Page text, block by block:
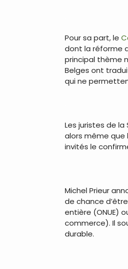
Pour sa part, le
dont la réforme
principal thème
Belges ont
qui ne
Les juristes de
alors même que
invités le
Michel Prieur
de chance
entière (ONUE)
commerce). Il
durable.